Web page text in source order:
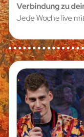
Verbindung zu
Jede Woche live